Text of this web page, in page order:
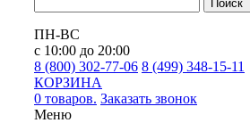
Поиск
ПН-ВС
с 10:00 до 20:00
8 (800) 302-77-06 8 (499) 348-15-11
КОРЗИНА
0 товаров. Заказать звонок
Меню